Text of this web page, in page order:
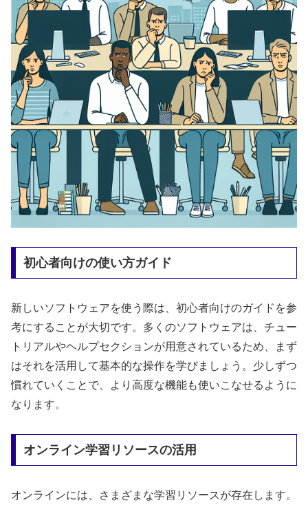
初心者向けの使い方ガイド
新しいソフトウェアを使う際は、初心者向けのガイドを参
考にすることが大切です。多くのソフトウェアは、チュー
トリアルやヘルプセクションが用意されているため、まず
はそれを活用して基本的な操作を学びましょう。少しずつ
慣れていくことで、より高度な機能も使いこなせるように
なります。
オンライン学習リソースの活用
オンラインには、さまざまな学習リソースが存在します。